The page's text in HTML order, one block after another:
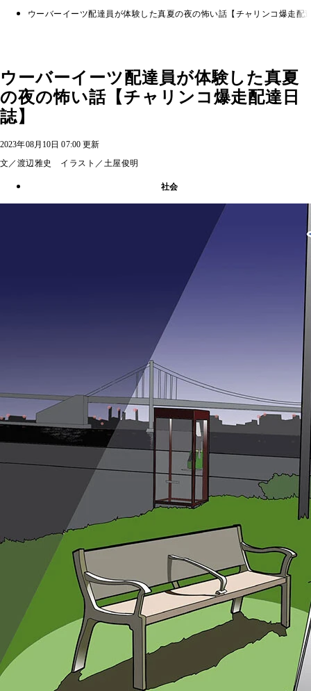
ウーバーイーツ配達員が体験した真夏の夜の怖い話【チャリンコ爆走配
ウーバーイーツ配達員が体験した真夏
の夜の怖い話【チャリンコ爆走配達日
誌】
2023年08月10日 07:00 更新
文／渡辺雅史 イラスト／土屋俊明
社会